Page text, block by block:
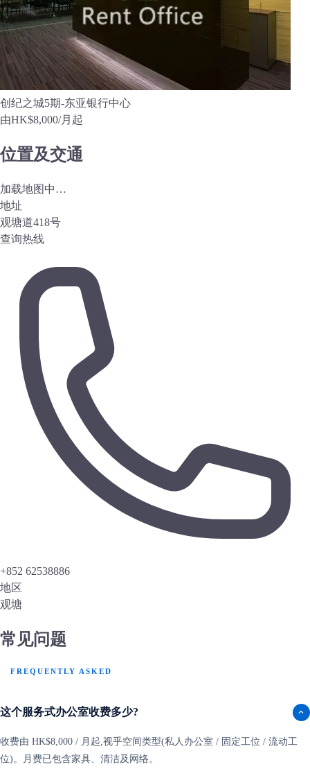
创纪之城5期-东亚银行中心
由HK$8,000/月起
位置及交通
加载地图中…
地址
观塘道418号
查询热线
+852 62538886
地区
观塘
常见问题
FREQUENTLY ASKED
这个服务式办公室收费多少?
收费由 HK$8,000 / 月起,视乎空间类型(私人办公室 / 固定工位 / 流动工
位)。月费已包含家具、清洁及网络。